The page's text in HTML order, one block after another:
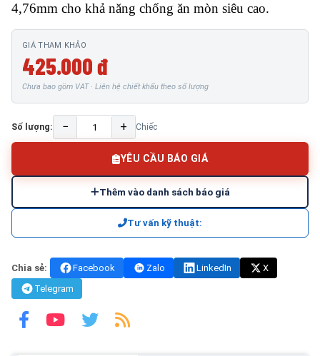
4,76mm cho khả năng chống ăn mòn siêu cao.
GIÁ THAM KHẢO
425.000 đ
Chưa bao gồm VAT · Liên hệ chiết khấu theo số lượng
Số lượng: − + Chiếc
YÊU CẦU BÁO GIÁ
Thêm vào danh sách báo giá
Tư vấn kỹ thuật:
Chia sẻ: Facebook Zalo LinkedIn
X
Telegram